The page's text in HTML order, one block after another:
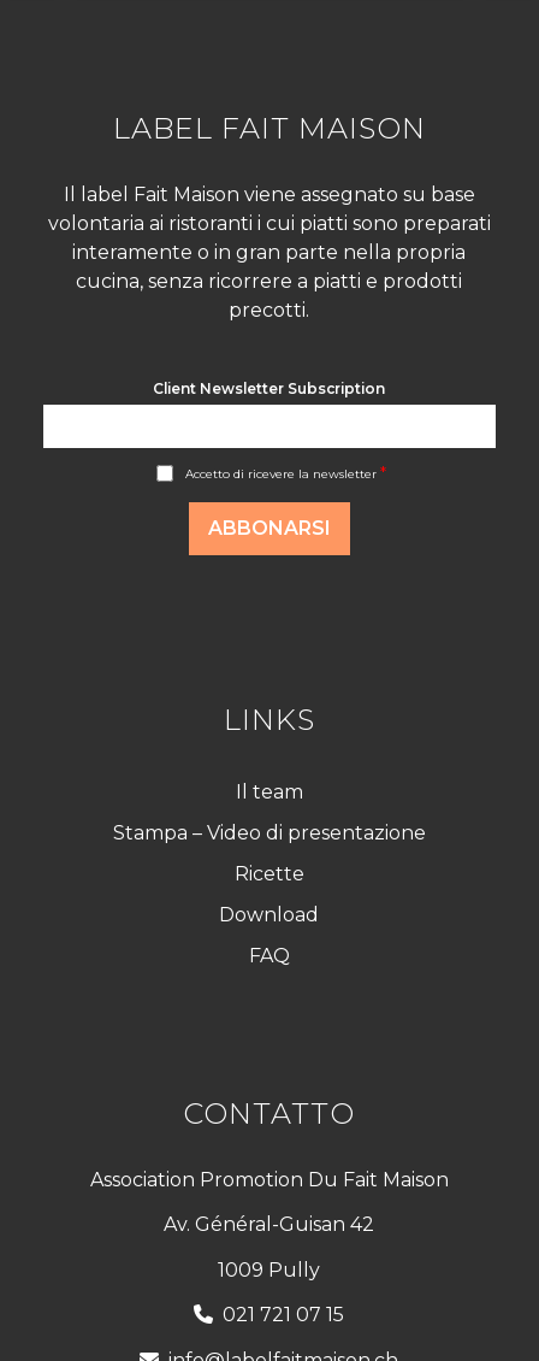
LABEL FAIT MAISON
Il label Fait Maison viene assegnato su base
volontaria ai ristoranti i cui piatti sono preparati
interamente o in gran parte nella propria
cucina, senza ricorrere a piatti e prodotti
precotti.
Client Newsletter Subscription
Accetto di ricevere la newsletter *
ABBONARSI
LINKS
Il team
Stampa – Video di presentazione
Ricette
Download
FAQ
CONTATTO
Association Promotion Du Fait Maison
Av. Général-Guisan 42
1009 Pully
021 721 07 15